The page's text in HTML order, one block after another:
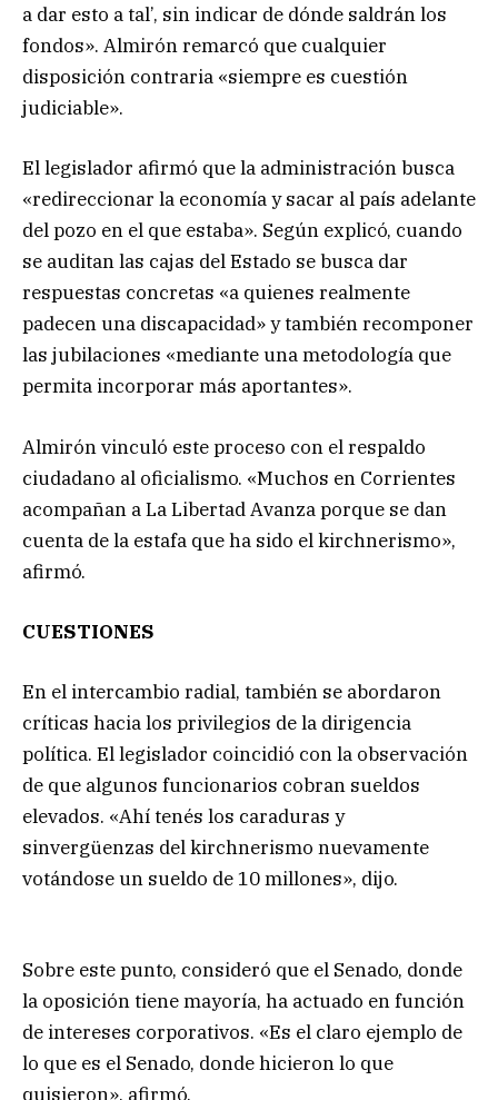
a dar esto a tal’, sin indicar de dónde saldrán los
fondos». Almirón remarcó que cualquier
disposición contraria «siempre es cuestión
judiciable».
El legislador afirmó que la administración busca
«redireccionar la economía y sacar al país adelante
del pozo en el que estaba». Según explicó, cuando
se auditan las cajas del Estado se busca dar
respuestas concretas «a quienes realmente
padecen una discapacidad» y también recomponer
las jubilaciones «mediante una metodología que
permita incorporar más aportantes».
Almirón vinculó este proceso con el respaldo
ciudadano al oficialismo. «Muchos en Corrientes
acompañan a La Libertad Avanza porque se dan
cuenta de la estafa que ha sido el kirchnerismo»,
afirmó.
CUESTIONES
En el intercambio radial, también se abordaron
críticas hacia los privilegios de la dirigencia
política. El legislador coincidió con la observación
de que algunos funcionarios cobran sueldos
elevados. «Ahí tenés los caraduras y
sinvergüenzas del kirchnerismo nuevamente
votándose un sueldo de 10 millones», dijo.
Sobre este punto, consideró que el Senado, donde
la oposición tiene mayoría, ha actuado en función
de intereses corporativos. «Es el claro ejemplo de
lo que es el Senado, donde hicieron lo que
quisieron», afirmó.